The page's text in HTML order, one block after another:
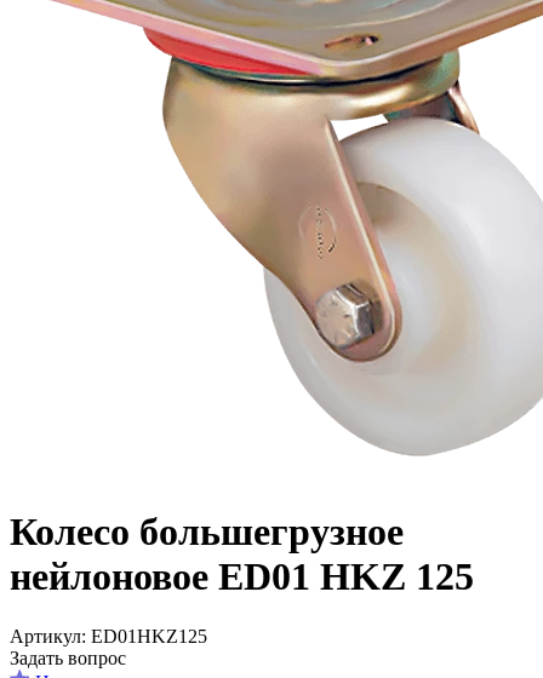
Колесо большегрузное
нейлоновое ED01 HKZ 125
Aртикул: ED01HKZ125
Задать вопрос